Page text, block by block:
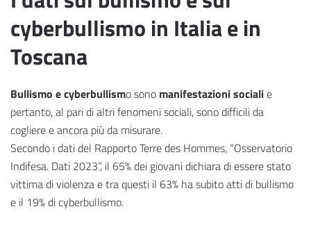
cyberbullismo in Italia e in
Toscana
Bullismo e cyberbullismo sono manifestazioni socialie
pertanto, al pari di altri fenomeni sociali, sono difficili da
cogliere e ancora più da misurare.
Secondo i dati del Rapporto Terre des Hommes, “Osservatorio
Indifesa. Dati 2023”, il 65% dei giovani dichiara di essere stato
vittima di violenza e tra questi il 63% ha subito atti di bullismo
e il 19% di cyberbullismo.